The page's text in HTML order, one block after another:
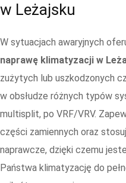
w Leżajsku
W sytuacjach awaryjnych
naprawę klimatyzacji w
zużytych lub uszkodzonych
w obsłudze różnych typów
multisplit, po VRF/VRV.
części zamiennych oraz
naprawcze, dzięki czemu
Państwa klimatyzację do